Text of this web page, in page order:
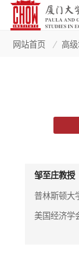
网站首页 高
邹至庄教授
普林斯顿大
美国经济学